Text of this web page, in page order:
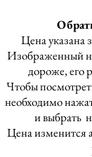
Цена указана
Изображенный
дороже, его
Чтобы
необходимо
и выбрать
Цена изменится